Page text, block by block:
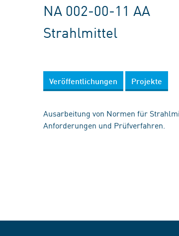
NA 002-00-11 AA
Strahlmittel
Veröffentlichungen Projekte
Ausarbeitung von Normen für
Anforderungen und Prüfverfahren.